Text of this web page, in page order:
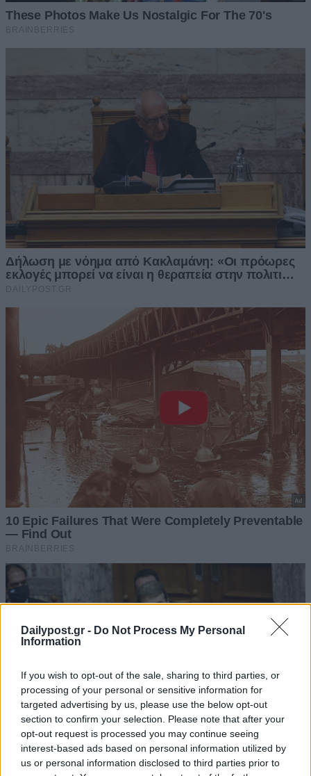
Dailypost.gr - Do Not Process My Personal
Information
If you wish to opt-out of the sale, sharing to third parties, or
processing of your personal or sensitive information for
targeted advertising by us, please use the below opt-out
section to confirm your selection. Please note that after your
opt-out request is processed you may continue seeing
interest-based ads based on personal information utilized by
us or personal information disclosed to third parties prior to